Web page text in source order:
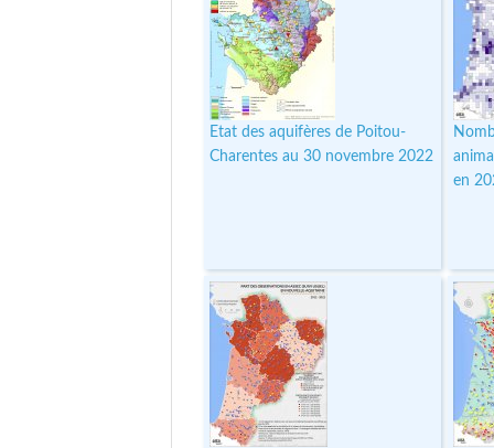
Etat des aquifères de Poitou-
Charentes au 30 novembre 2022
en